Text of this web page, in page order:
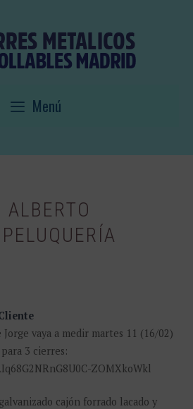
Menú
ALBERTO
Jorge vaya a medir martes 11 (16/02)
3 cierres:
ZOMXkoWkl
cajón forrado lacado y